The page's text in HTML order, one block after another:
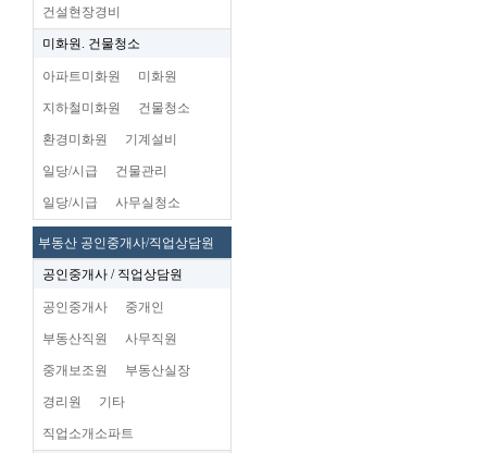
건설현장경비
미화원. 건물청소
아파트미화원 미화원
지하철미화원 건물청소
환경미화원 기계설비
일당/시급 건물관리
일당/시급 사무실청소
부동산 공인중개사/직업상담원
공인중개사 / 직업상담원
공인중개사 중개인
부동산직원 사무직원
중개보조원 부동산실장
경리원 기타
직업소개소파트